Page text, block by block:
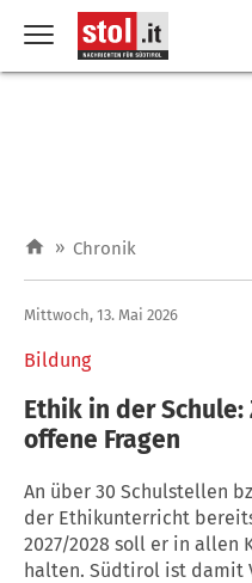
» Chronik
Bildung
Mittwoch, 13. Mai 2026
Ethik in der Schule:
offene Fragen
An über 30 Schulstellen
der Ethikunterricht
2027/2028 soll er in allen
halten. Südtirol ist damit